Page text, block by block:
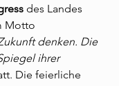
des Landes
Motto
denken. Die
ihrer
Die feierliche